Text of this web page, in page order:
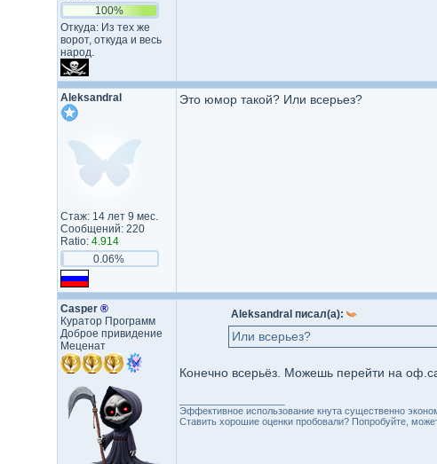
100%
Откуда: Из тех же
ворот, откуда и весь
народ.
Aleksandral
Стаж: 14 лет 9 мес.
Сообщений: 220
Ratio: 4.914
0.06%
Это юмор такой? Или всерьез?
Casper ®
Куратор Программ
Доброе привидение
Меценат
Aleksandral писал(а):
Или всерьез?
Конечно всерьёз. Можешь перейти на
Эффективное использование кнута существенно
Ставить хорошие оценки пробовали? Попробуйте,